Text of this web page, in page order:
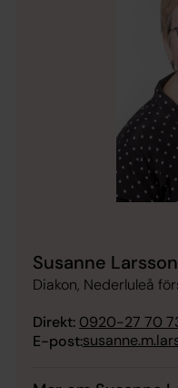
Susanne Larsson
Diakon, Nederluleå
Direkt: 0920-27 70
E-post: